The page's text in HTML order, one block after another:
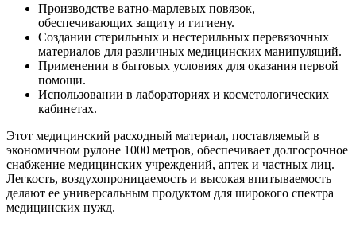
Производстве ватно-марлевых повязок,
обеспечивающих защиту и гигиену.
Создании стерильных и нестерильных перевязочных
материалов для различных медицинских манипуляций.
Применении в бытовых условиях для оказания первой
помощи.
Использовании в лабораториях и косметологических
кабинетах.
Этот медицинский расходный материал, поставляемый в
экономичном рулоне 1000 метров, обеспечивает долгосрочное
снабжение медицинских учреждений, аптек и частных лиц.
Легкость, воздухопроницаемость и высокая впитываемость
делают ее универсальным продуктом для широкого спектра
медицинских нужд.